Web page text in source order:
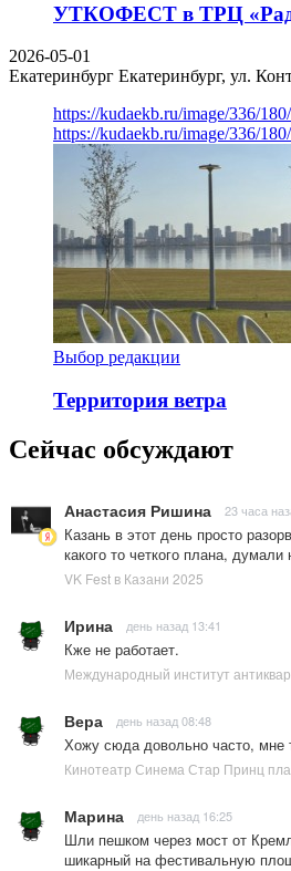
УТКОФЕСТ в ТРЦ
2026-05-01
Екатеринбург Екатеринбург, ул.
https://kudaekb.ru/image/336/
https://kudaekb.ru/image/336/
Выбор редакции
Территория ветра
Сейчас обсуждают
Анастасия Ришина 23 часа
Казань в этот день просто
какого то четкого плана, думали
VK Fest в Казани 2025
Ирина день назад 13:41
Кже не работает.
Международный институт
Вера день назад 08:48
Хожу сюда довольно часто, мне
Кинотеатр Синема Стар Принц
Марина день назад 16:25
Шли пешком через мост от
шикарный на фестивальную